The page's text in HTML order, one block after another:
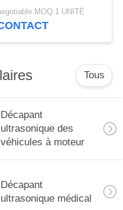
d'appareil de chauffage
minuterie de Digital
MOQ:1 UNITÉ
Tous
Décapant
ultrasonique des
véhicules à moteur
Décapant
ultrasonique médical